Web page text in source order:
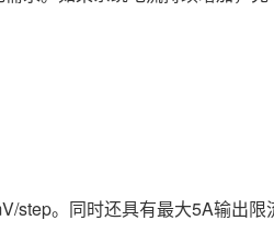
step。同时还具有最大5A输出限